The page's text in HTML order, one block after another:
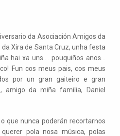
da Asociación Amigos da
Xira de Santa Cruz, unha festa
hai xa uns.... pouquiños anos...
Fun cos meus pais, cos meus
por un gran gaiteiro e gran
amigo da miña familia, Daniel
que nunca poderán recortarnos
pola nosa música, polas